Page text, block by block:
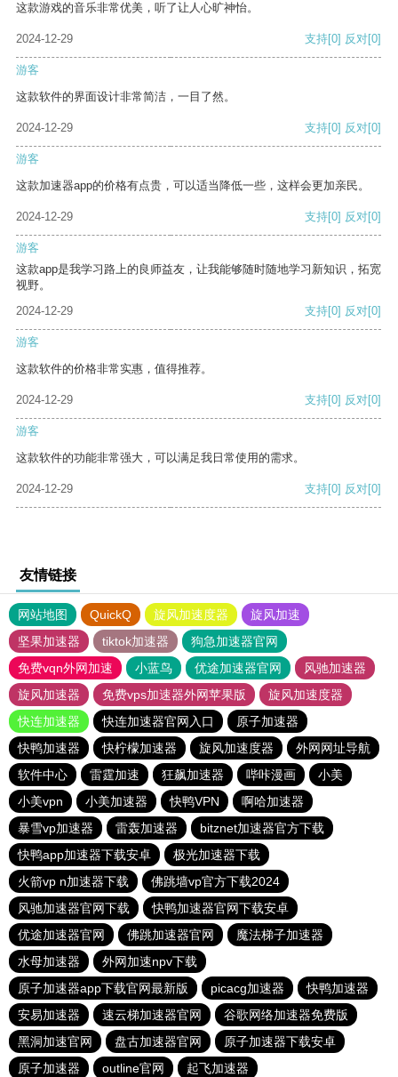
这款游戏的音乐非常优美，听了让人心旷神怡。
2024-12-29 支持[0] 反对[0]
游客
这款软件的界面设计非常简洁，一目了然。
2024-12-29 支持[0] 反对[0]
游客
这款加速器app的价格有点贵，可以适当降低一些，这样会更加亲民。
2024-12-29 支持[0] 反对[0]
游客
这款app是我学习路上的良师益友，让我能够随时随地学习新知识，拓宽
视野。
2024-12-29
支持[0] 反对[0]
游客
这款软件的价格非常实惠，值得推荐。
2024-12-29 支持[0] 反对[0]
游客
这款软件的功能非常强大，可以满足我日常使用的需求。
2024-12-29 支持[0] 反对[0]
友情链接
网站地图 QuickQ 旋风加速度器
旋风加速
坚果加速器
tiktok加速器
狗急加速器官网
免费vqn外网加速
小蓝鸟 优途加速器官网
风驰加速器
旋风加速器
免费vps加速器外网苹果版
旋风加速度器
快连加速器
快连加速器官网入口
原子加速器
快鸭加速器
快柠檬加速器 旋风加速度器
外网网址导航
软件中心
雷霆加速 狂飙加速器 哔咔漫画
小美
小美vpn
小美加速器 快鸭VPN
啊哈加速器
暴雪vp加速器
雷轰加速器
bitznet加速器官方下载
快鸭app加速器下载安卓
极光加速器下载
火箭vp n加速器下载
佛跳墙vp官方下载2024
风驰加速器官网下载
快鸭加速器官网下载安卓
优途加速器官网
佛跳加速器官网
魔法梯子加速器
水母加速器
外网加速npv下载
原子加速器app下载官网最新版
picacg加速器
快鸭加速器
安易加速器
速云梯加速器官网
谷歌网络加速器免费版
黑洞加速官网
盘古加速器官网
原子加速器下载安卓
原子加速器
outline官网 起飞加速器